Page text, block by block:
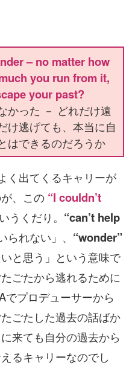
– no matter how
you run from it,
your past?
かった － どれだけ遠
け逃げても、本当に自
はできるのだろうか
く出てくるキャリーが
、この “I couldn’t
うくだり。 “can’t help
れない」、 “wonder”
と思う」という意味で
ごたから逃れるために
でプロデューサーから
ごたした過去の話ばか
来ても自分の過去から
るキャリーなのでし